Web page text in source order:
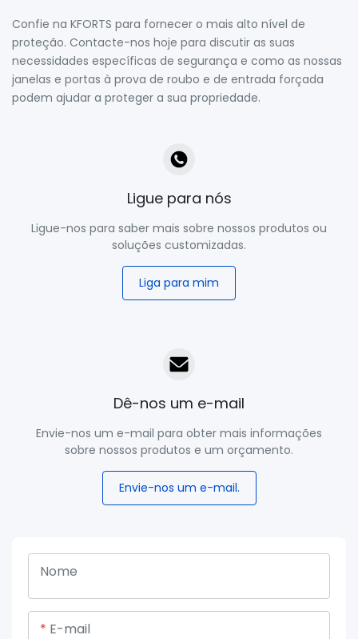
Confie na KFORTS para fornecer o mais alto nível de
proteção. Contacte-nos hoje para discutir as suas
necessidades específicas de segurança e como as nossas
janelas e portas à prova de roubo e de entrada forçada
podem ajudar a proteger a sua propriedade.
Ligue para nós
Ligue-nos para saber mais sobre nossos produtos ou
soluções customizadas.
Liga para mim
Dê-nos um e-mail
Envie-nos um e-mail para obter mais informações
sobre nossos produtos e um orçamento.
Envie-nos um e-mail.
Nome
E-mail